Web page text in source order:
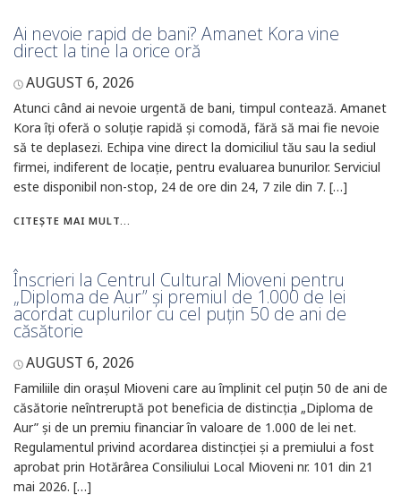
Ai nevoie rapid de bani? Amanet Kora vine
direct la tine la orice oră
AUGUST 6, 2026
Atunci când ai nevoie urgentă de bani, timpul contează. Amanet
Kora îți oferă o soluție rapidă și comodă, fără să mai fie nevoie
să te deplasezi. Echipa vine direct la domiciliul tău sau la sediul
firmei, indiferent de locație, pentru evaluarea bunurilor. Serviciul
este disponibil non-stop, 24 de ore din 24, 7 zile din 7. […]
CITEȘTE MAI MULT...
Înscrieri la Centrul Cultural Mioveni pentru
„Diploma de Aur” și premiul de 1.000 de lei
acordat cuplurilor cu cel puțin 50 de ani de
căsătorie
AUGUST 6, 2026
Familiile din orașul Mioveni care au împlinit cel puțin 50 de ani de
căsătorie neîntreruptă pot beneficia de distincția „Diploma de
Aur” și de un premiu financiar în valoare de 1.000 de lei net.
Regulamentul privind acordarea distincției și a premiului a fost
aprobat prin Hotărârea Consiliului Local Mioveni nr. 101 din 21
mai 2026. […]